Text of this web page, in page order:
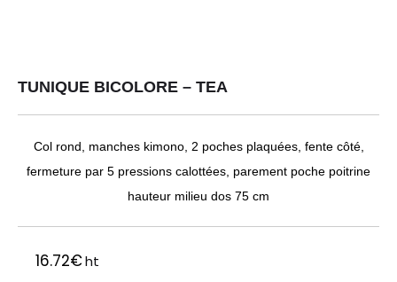
TUNIQUE BICOLORE – TEA
Col rond, manches kimono, 2 poches plaquées, fente côté,
fermeture par 5 pressions calottées, parement poche poitrine
hauteur milieu dos 75 cm
16.72€ht